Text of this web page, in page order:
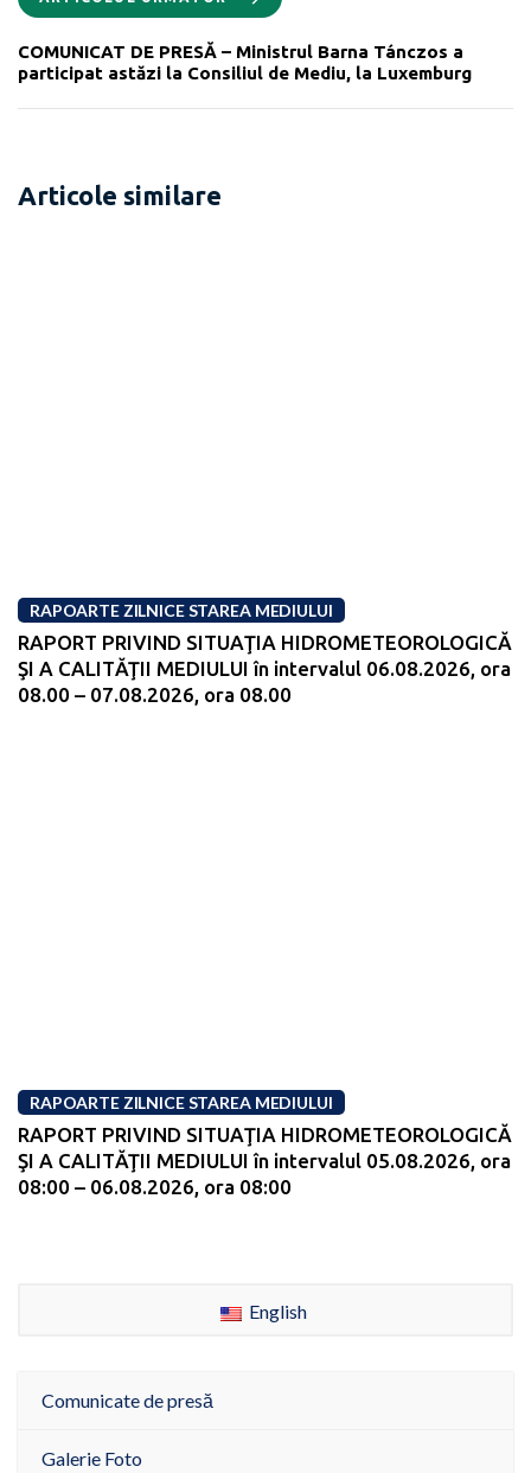
COMUNICAT DE PRESĂ – Ministrul Barna Tánczos a
participat astăzi la Consiliul de Mediu, la Luxemburg
Articole similare
RAPOARTE ZILNICE STAREA MEDIULUI
RAPORT PRIVIND SITUAŢIA HIDROMETEOROLOGICĂ
ŞI A CALITĂŢII MEDIULUI în intervalul 06.08.2026, ora
08.00 – 07.08.2026, ora 08.00
RAPOARTE ZILNICE STAREA MEDIULUI
RAPORT PRIVIND SITUAŢIA HIDROMETEOROLOGICĂ
ŞI A CALITĂŢII MEDIULUI în intervalul 05.08.2026, ora
08:00 – 06.08.2026, ora 08:00
English
Comunicate de presă
Galerie Foto